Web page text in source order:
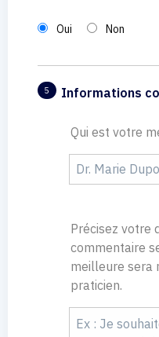
Oui Non
5 Informations
Qui est votre
Précisez votre
commentaire
meilleure sera
praticien.